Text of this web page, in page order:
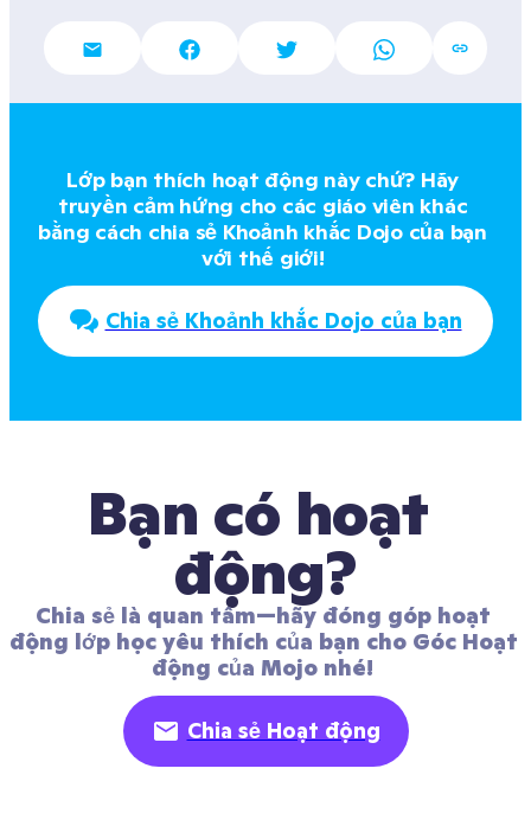
Lớp bạn thích hoạt động này chứ? Hãy
truyền cảm hứng cho các giáo viên khác
bằng cách chia sẻ Khoảnh khắc Dojo của bạn
với thế giới!
Chia sẻ Khoảnh khắc Dojo của bạn
Bạn có hoạt
động?
Chia sẻ là quan tâm—hãy đóng góp hoạt
động lớp học yêu thích của bạn cho Góc Hoạt
động của Mojo nhé!
Chia sẻ Hoạt động